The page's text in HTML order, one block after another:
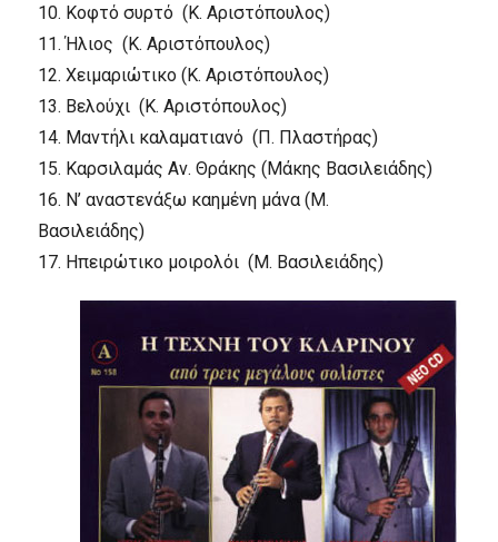
10. Κοφτό συρτό (Κ. Αριστόπουλος)
11.Ήλιος (Κ. Αριστόπουλος)
12. Χειμαριώτικο(Κ. Αριστόπουλος)
13. Βελούχι (Κ. Αριστόπουλος)
14. Μαντήλι καλαματιανό (Π. Πλαστήρας)
15. Καρσιλαμάς Αν. Θράκης (Μάκης Βασιλειάδης)
16. Ν’ αναστενάξω καημένη μάνα (Μ.
Βασιλειάδης)
17. Ηπειρώτικο μοιρολόι (Μ. Βασιλειάδης)